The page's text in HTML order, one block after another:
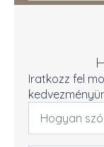
Iratkozz fel
Név